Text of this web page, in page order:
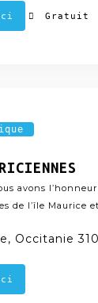
Gratuit
avons
de l’île Maurice
Occitanie